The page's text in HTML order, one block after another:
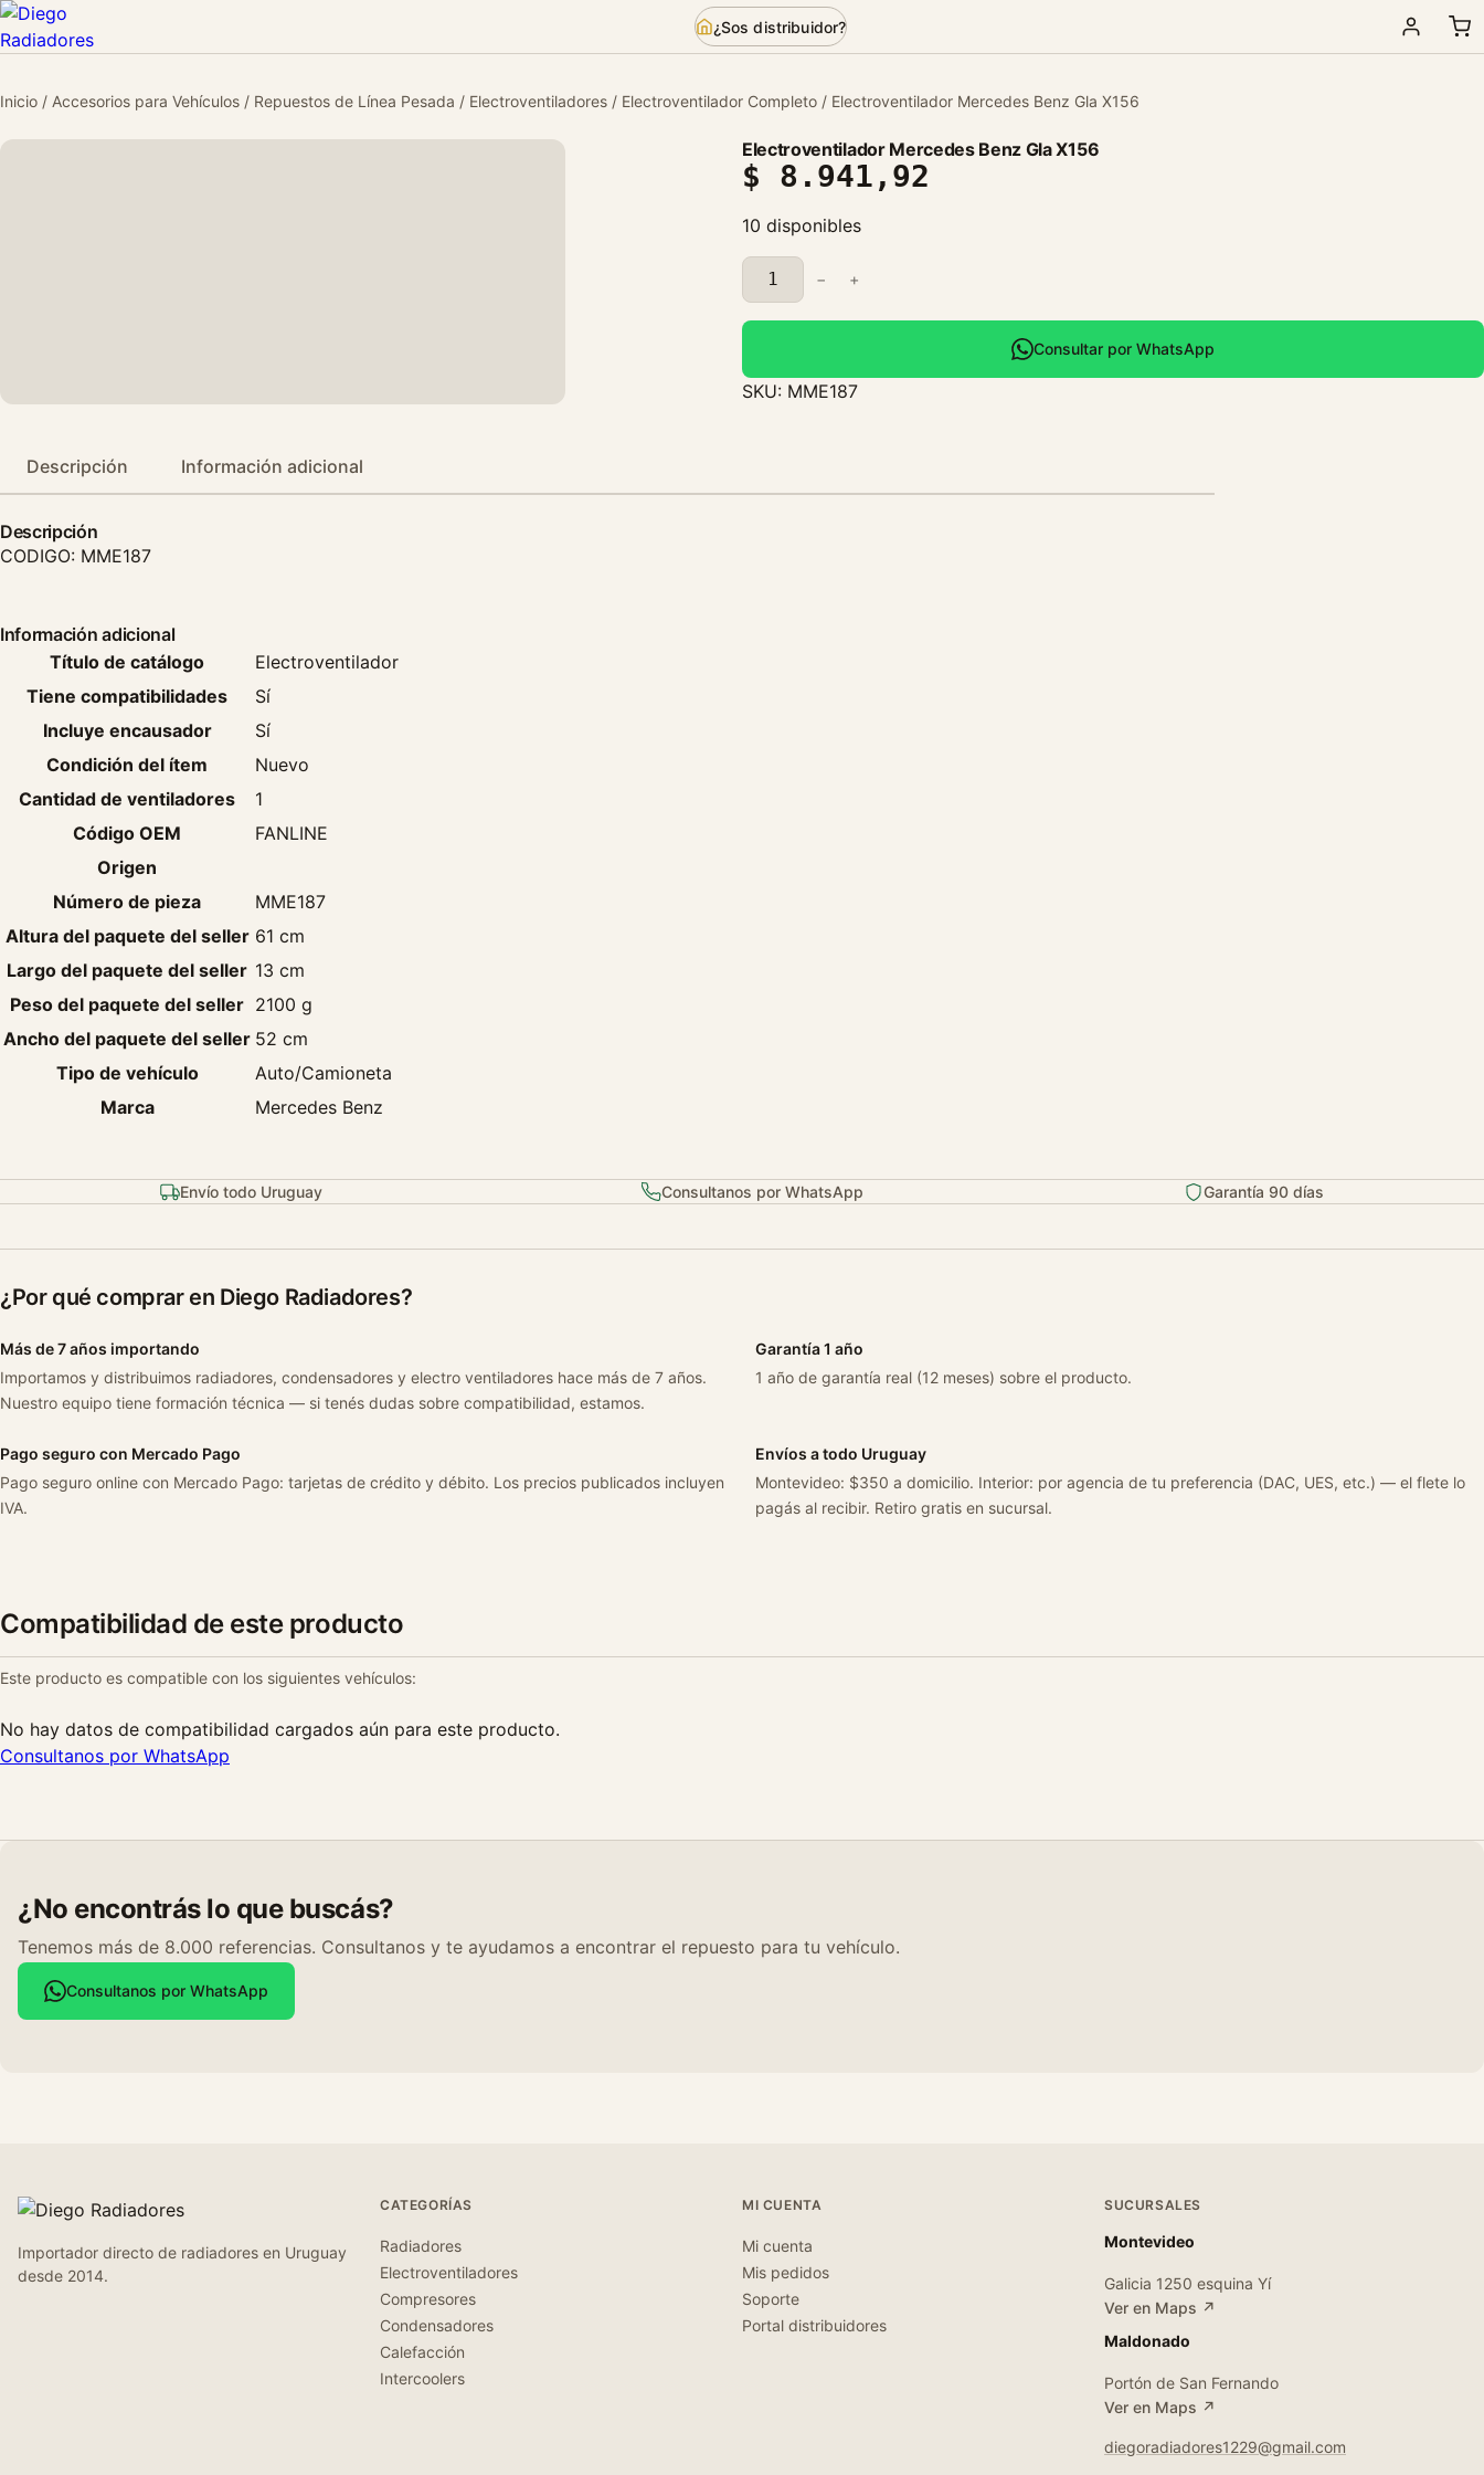
¿Sos distribuidor?
Inicio / Accesorios para Vehículos / Repuestos de Línea Pesada / Electroventiladores / Electroventilador Completo / Electroventilador Mercedes Benz Gla X156
Electroventilador Mercedes Benz Gla X156
$ 8.941,92
10 disponibles
E
l
e
t
r
6
a
− +
Consultar por WhatsApp
SKU: MME187
Descripción Información adicional
Descripción
CODIGO: MME187
Información adicional
Título de catálogo
Electroventilador
Tiene compatibilidades
Sí
Incluye encausador
Sí
Condición del ítem
Nuevo
Cantidad de ventiladores
1
Código OEM
FANLINE
Origen
Número de pieza
MME187
Altura del paquete del seller 61 cm
Largo del paquete del seller 13 cm
Peso del paquete del seller 2100 g
Ancho del paquete del seller 52 cm
Tipo de vehículo
Auto/Camioneta
Marca
Mercedes Benz
Envío todo Uruguay Consultanos por WhatsApp Garantía 90 días
¿Por qué comprar en Diego Radiadores?
Más de 7 años importando
Importamos y distribuimos radiadores, condensadores y electro ventiladores hace más de 7 años.
Nuestro equipo tiene formación técnica — si tenés dudas sobre compatibilidad, estamos.
Garantía 1 año
1 año de garantía real (12 meses) sobre el producto.
Pago seguro con Mercado Pago
Pago seguro online con Mercado Pago: tarjetas de crédito y débito. Los precios publicados incluyen
IVA.
Envíos a todo Uruguay
Montevideo: $350 a domicilio. Interior: por agencia de tu preferencia (DAC, UES, etc.) — el flete lo
pagás al recibir. Retiro gratis en sucursal.
Compatibilidad de este producto
Este producto es compatible con los siguientes vehículos:
No hay datos de compatibilidad cargados aún para este producto.
Consultanos por WhatsApp
¿No encontrás lo que buscás?
Tenemos más de 8.000 referencias. Consultanos y te ayudamos a encontrar el repuesto para tu vehículo.
Consultanos por WhatsApp
Importador directo de radiadores en Uruguay
desde 2014.
CATEGORÍAS
Radiadores
Electroventiladores
Compresores
Condensadores
Calefacción
Intercoolers
MI CUENTA
Mi cuenta
Mis pedidos
Soporte
Portal distribuidores
SUCURSALES
Montevideo
Galicia 1250 esquina Yí
Ver en Maps ↗
Maldonado
Portón de San Fernando
Ver en Maps ↗
diegoradiadores1229@gmail.com